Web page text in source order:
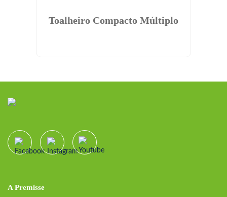
Toalheiro Compacto Múltiplo
A Premisse